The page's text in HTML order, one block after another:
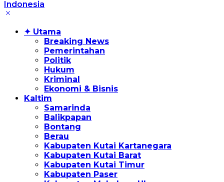
✦ Utama
Breaking News
Pemerintahan
Politik
Hukum
Kriminal
Ekonomi & Bisnis
Kaltim
Samarinda
Balikpapan
Bontang
Berau
Kabupaten Kutai Kartanegara
Kabupaten Kutai Barat
Kabupaten Kutai Timur
Kabupaten Paser